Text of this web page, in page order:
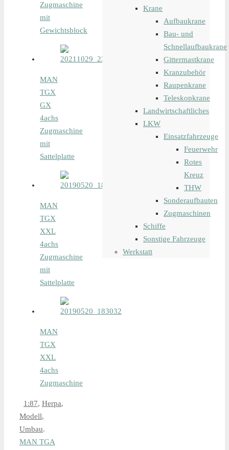
Zugmaschine
mit
Gewichtsblock
MAN
TGX
GX
4achs
Zugmaschine
mit
Sattelplatte
MAN
TGX
XXL
4achs
Zugmaschine
mit
Sattelplatte
MAN
TGX
XXL
4achs
Zugmaschine
1:87, Herpa,
Modell,
Umbau.
MAN TGA
Krane
Aufbaukrane
Bau- und
Schnellaufbaukrane
Gittermastkrane
Kranzubehör
Raupenkrane
Teleskopkrane
Landwirtschaftliches
LKW
Einsatzfahrzeuge
Feuerwehr
Rotes
Kreuz
THW
Sonderaufbauten
Zugmaschinen
Schiffe
Sonstige Fahrzeuge
Werkstatt